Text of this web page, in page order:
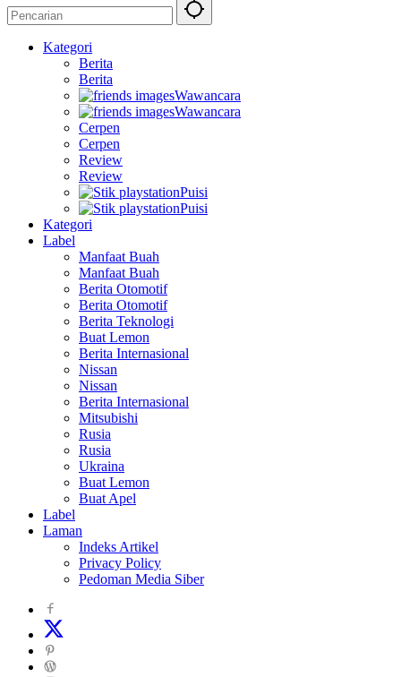
Kategori
Berita
Berita
Wawancara
Wawancara
Cerpen
Cerpen
Review
Review
Puisi
Puisi
Kategori
Label
Manfaat Buah
Manfaat Buah
Berita Otomotif
Berita Otomotif
Berita Teknologi
Buat Lemon
Berita Internasional
Nissan
Nissan
Berita Internasional
Mitsubishi
Rusia
Rusia
Ukraina
Buat Lemon
Buat Apel
Label
Laman
Indeks Artikel
Privacy Policy
Pedoman Media Siber